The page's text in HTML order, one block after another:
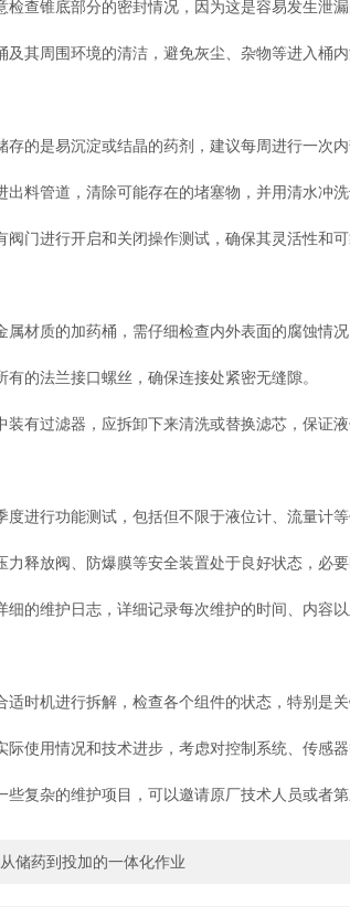
锥底部分的密封情况，因为这是容易发生泄漏
周围环境的清洁，避免灰尘、杂物等进入桶内
是易沉淀或结晶的药剂，建议每周进行一次内
管道，清除可能存在的堵塞物，并用清水冲洗
进行开启和关闭操作测试，确保其灵活性和可
质的加药桶，需仔细检查内外表面的腐蚀情况
法兰接口螺丝，确保连接处紧密无缝隙。
过滤器，应拆卸下来清洗或替换滤芯，保证液
行功能测试，包括但不限于液位计、流量计等
放阀、防爆膜等安全装置处于良好状态，必要
维护日志，详细记录每次维护的时间、内容以
机进行拆解，检查各个组件的状态，特别是关
用情况和技术进步，考虑对控制系统、传感器
杂的维护项目，可以邀请原厂技术人员或者第
储药到投加的一体化作业